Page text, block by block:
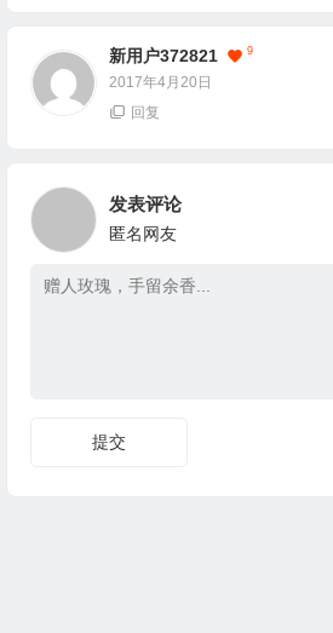
新用户372821 9
2017年4月20日
回复
发表评论
匿名网友
提交